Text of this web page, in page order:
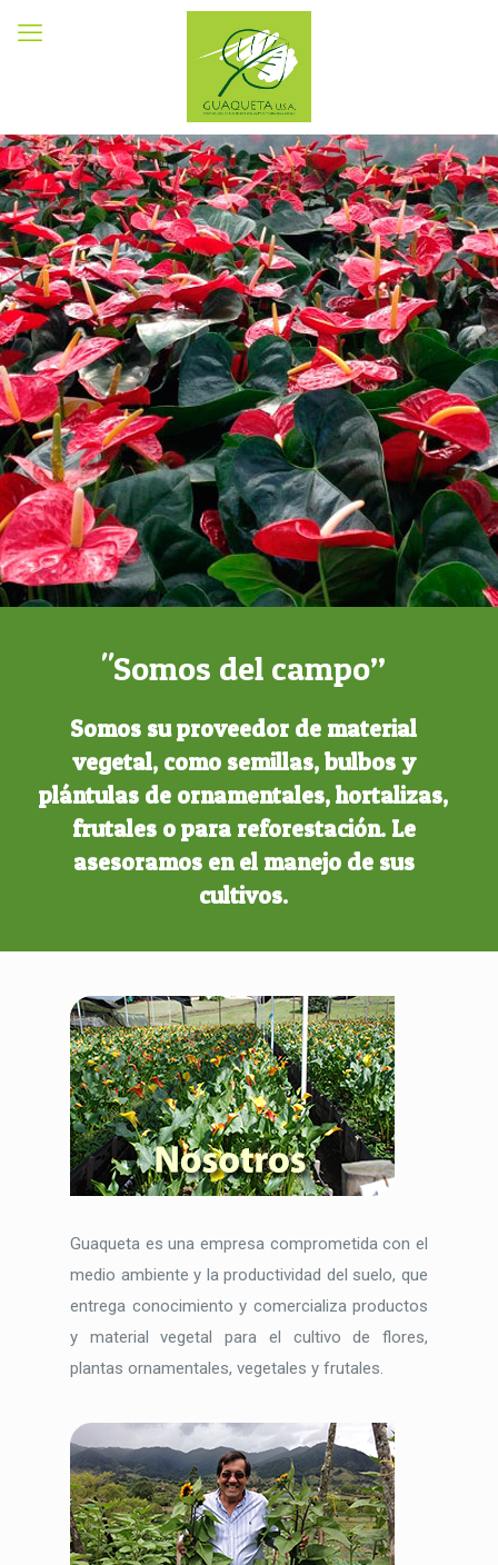
"Somos del campo”
Somos su proveedor de material
vegetal, como semillas, bulbos y
plántulas de ornamentales, hortalizas,
frutales o para reforestación. Le
asesoramos en el manejo de sus
cultivos.
Guaqueta es una empresa comprometida con el
medio ambiente y la productividad del suelo, que
entrega conocimiento y comercializa productos
y material vegetal para el cultivo de flores,
plantas ornamentales, vegetales y frutales.